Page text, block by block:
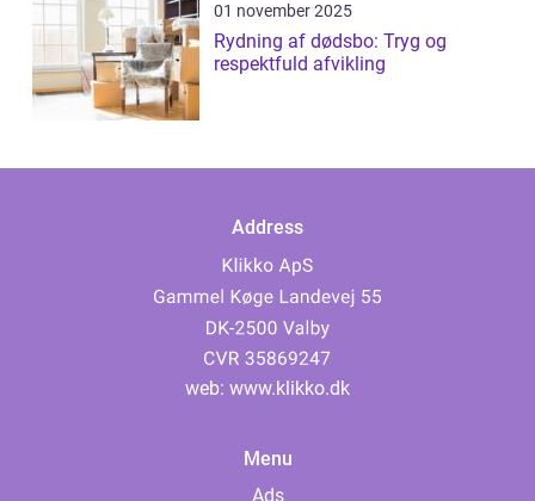
01 november 2025
Rydning af dødsbo: Tryg og
respektfuld afvikling
Address
web: www.klikko.dk
Menu
Ads